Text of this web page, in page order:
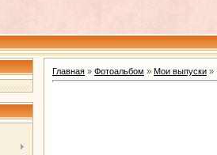
Главная » Фотоальбом » Мои выпуски »